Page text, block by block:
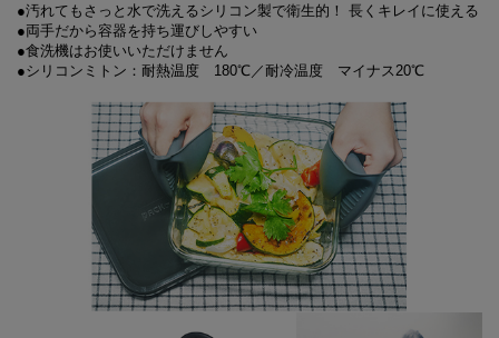
●汚れてもさっと水で洗えるシリコン製で衛生的！ 長くキレイに使える
●両手だから容器を持ち運びしやすい
●食洗機はお使いいただけません
●シリコンミトン：耐熱温度 180℃／耐冷温度 マイナス20℃